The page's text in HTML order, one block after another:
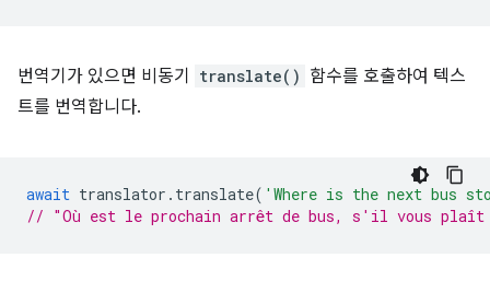
번역기가 있으면 비동기 translate() 함수를 호출하여 텍스
트를 번역합니다.
await translator . translate( 'Where is the next bus
// "Où est le prochain arrêt de bus, s'il vous